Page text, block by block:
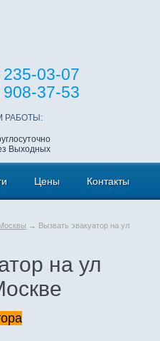
03-07
37-53
РАБОТЫ:
Выходных
Цены Контакты
→ Вызвать эвакуатор на ул
на ул